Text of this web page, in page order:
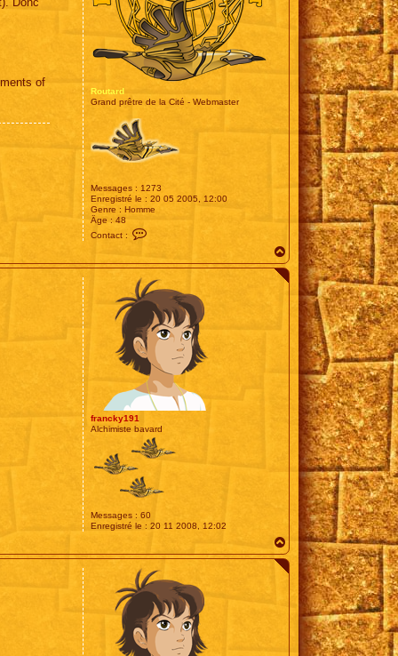
Routard
Grand prêtre de la Cité - Webmaster
Messages : 1273
Enregistré le : 20 05 2005, 12:00
Genre : Homme
Âge : 48
Contact :
t
c
t
e
R
o
t
a
r
d
of
a
u
francky191
Alchimiste bavard
Messages : 60
Enregistré le : 20 11 2008, 12:02
a
u